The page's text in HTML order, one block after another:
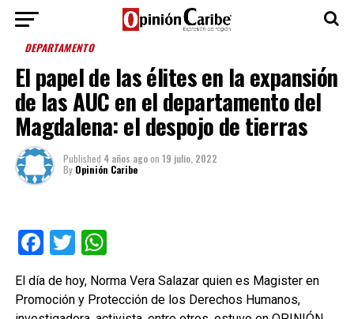
DEPARTAMENTO
El papel de las élites en la expansión
de las AUC en el departamento del
Magdalena: el despojo de tierras
Published 4 años agoon 19 julio, 2022
By Opinión Caribe
Facebook
TwitterWhatsApp
El día de hoy, Norma Vera Salazar quien es Magister en
Promoción y Protección de los Derechos Humanos,